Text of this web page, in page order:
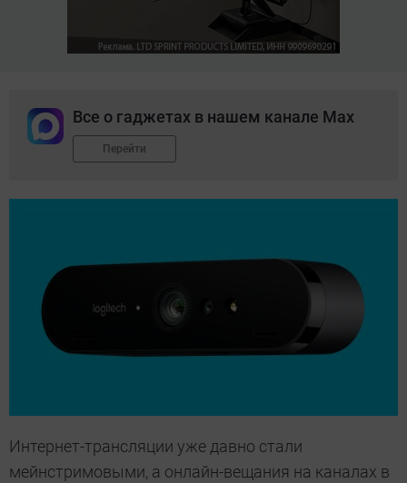
Все о гаджетах в нашем канале Max
Перейти
Интернет-трансляции уже давно стали
мейнстримовыми, а онлайн-вещания на каналах в